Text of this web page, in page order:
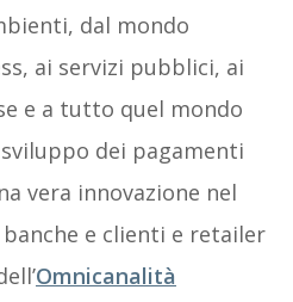
dal mondo
ai servizi pubblici, ai
e a tutto quel mondo
dei pagamenti
vera innovazione nel
e clienti e retailer
Omnicanalità